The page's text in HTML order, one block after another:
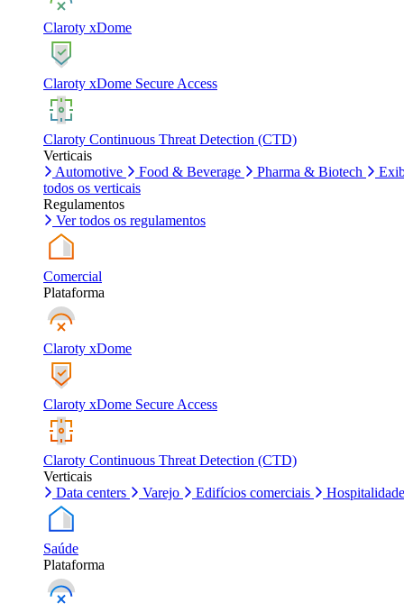
Claroty xDome
Claroty xDome Secure Access
Claroty Continuous Threat Detection (CTD)
Verticais
Automotive
Food & Beverage Pharma & Biotech
todos os verticais
Regulamentos
Ver todos os regulamentos
Comercial
Plataforma
Claroty xDome
Claroty xDome Secure Access
Claroty Continuous Threat Detection (CTD)
Verticais
Data centers
Varejo Edifícios comerciais Hospitalidade
Saúde
Plataforma